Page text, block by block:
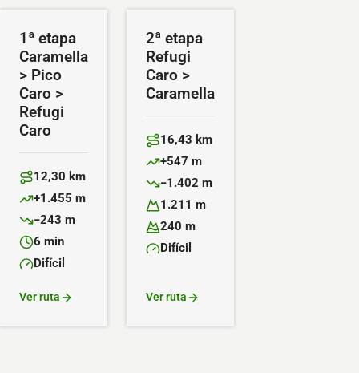
1ª etapa
Caramella
> Pico
Caro >
Refugi
Caro
Distancia:
12,30 km
Desnivel positivo:
+1.455 m
Desnivel negativo:
−243 m
Duración:
6 min
Dificultad:
Difícil
Ver ruta
2ª etapa
Refugi
Caro >
Caramella
Distancia:
16,43 km
Desnivel positivo:
+547 m
Desnivel negativo:
−1.402 m
Altitud máxima:
1.211 m
Altitud mínima:
240 m
Dificultad:
Difícil
Ver ruta